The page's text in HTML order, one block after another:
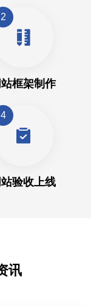
2
站框架制作
4
站验收上线
讯